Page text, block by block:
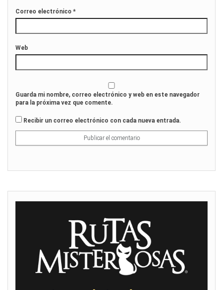
Correo electrónico *
Web
Guarda mi nombre, correo electrónico y web en este navegador
para la próxima vez que comente.
Recibir un correo electrónico con cada nueva entrada.